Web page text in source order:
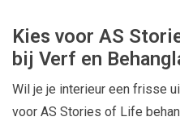
Kies voor AS
bij Verf en
Wil je je interieur een frisse
voor AS Stories of Life